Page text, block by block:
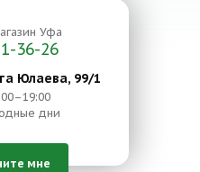
Уфа
36-26
Юлаева, 99/1
дни
мне